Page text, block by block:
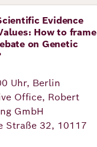
Evidence
How to frame
on Genetic
Uhr, Berlin
Office, Robert
GmbH
Straße 32, 10117